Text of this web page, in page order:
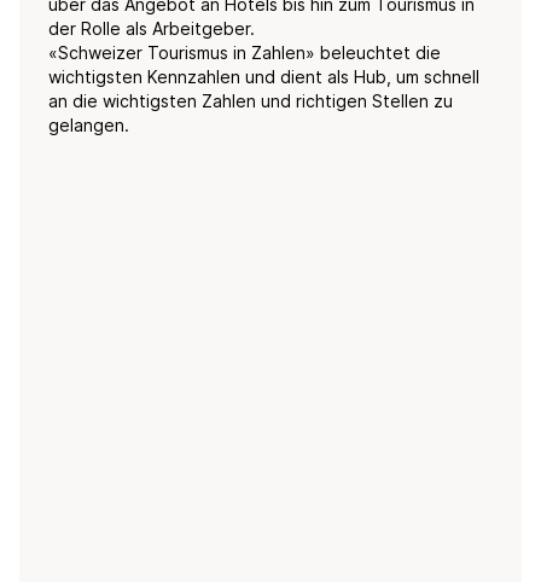
über das Angebot an Hotels bis hin zum Tourismus in
der Rolle als Arbeitgeber.
«Schweizer Tourismus in Zahlen» beleuchtet die
wichtigsten Kennzahlen und dient als Hub, um schnell
an die wichtigsten Zahlen und richtigen Stellen zu
gelangen.